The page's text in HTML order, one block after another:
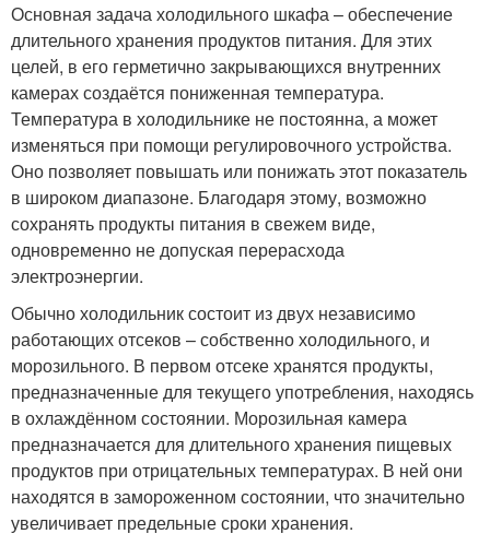
Основная задача холодильного шкафа – обеспечение
длительного хранения продуктов питания. Для этих
целей, в его герметично закрывающихся внутренних
камерах создаётся пониженная температура.
Температура в холодильнике не постоянна, а может
изменяться при помощи регулировочного устройства.
Оно позволяет повышать или понижать этот показатель
в широком диапазоне. Благодаря этому, возможно
сохранять продукты питания в свежем виде,
одновременно не допуская перерасхода
электроэнергии.
Обычно холодильник состоит из двух независимо
работающих отсеков – собственно холодильного, и
морозильного. В первом отсеке хранятся продукты,
предназначенные для текущего употребления, находясь
в охлаждённом состоянии. Морозильная камера
предназначается для длительного хранения пищевых
продуктов при отрицательных температурах. В ней они
находятся в замороженном состоянии, что значительно
увеличивает предельные сроки хранения.